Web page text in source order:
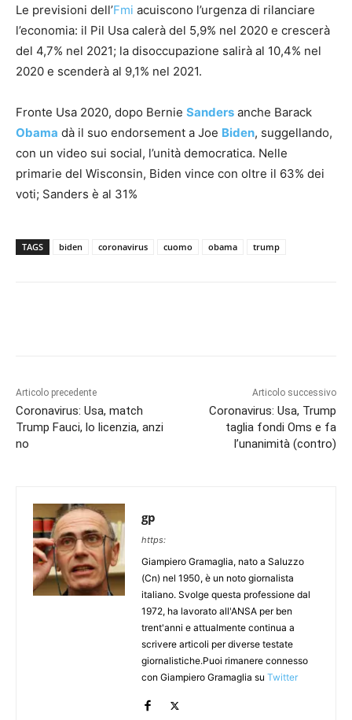
Le previsioni dell’Fmi acuiscono l’urgenza di rilanciare
l’economia: il Pil Usa calerà del 5,9% nel 2020 e crescerà
del 4,7% nel 2021; la disoccupazione salirà al 10,4% nel
2020 e scenderà al 9,1% nel 2021.
Fronte Usa 2020, dopo Bernie Sanders anche Barack
Obama dà il suo endorsement a Joe Biden, suggellando,
con un video sui social, l’unità democratica. Nelle
primarie del Wisconsin, Biden vince con oltre il 63% dei
voti; Sanders è al 31%
TAGS biden coronavirus cuomo obama trump
Articolo precedente
Coronavirus: Usa, match
Trump Fauci, lo licenzia, anzi
no
Articolo successivo
Coronavirus: Usa, Trump
taglia fondi Oms e fa
l’unanimità (contro)
gp
https:
Giampiero Gramaglia, nato a Saluzzo
(Cn) nel 1950, è un noto giornalista
italiano. Svolge questa professione dal
1972, ha lavorato all'ANSA per ben
trent'anni e attualmente continua a
scrivere articoli per diverse testate
giornalistiche.Puoi rimanere connesso
con Giampiero Gramaglia su Twitter